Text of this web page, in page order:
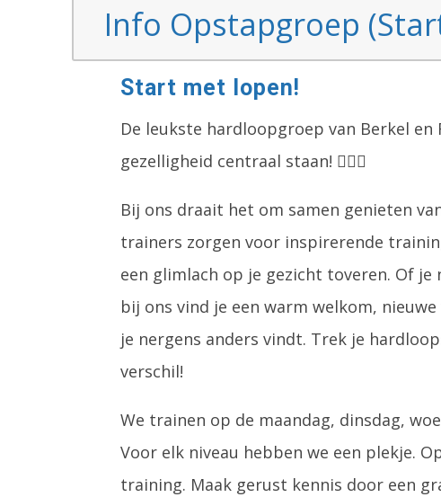
Info Opstapgroep
Start met lopen!
De leukste hardloopgroep van Berkel en
gezelligheid centraal staan! 🏃‍♂️✨
Bij ons draait het om samen genieten
trainers zorgen voor inspirerende
een glimlach op je gezicht toveren. Of
bij ons vind je een warm welkom,
je nergens anders vindt. Trek je
verschil!
We trainen op de maandag, dinsdag,
Voor elk niveau hebben we een plekje.
training. Maak gerust kennis door een